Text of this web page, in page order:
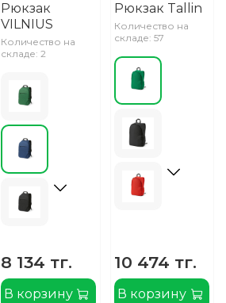
Рюкзак
VILNIUS
Количество на
складе: 2
8 134 тг.
В корзину
Рюкзак Tallin
Количество на
складе: 57
10 474 тг.
В корзину